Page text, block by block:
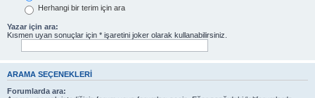
Herhangi bir terim için ara
Yazar için ara:
Kısmen uyan sonuçlar için * işaretini joker olarak kullanabilirsiniz.
ARAMA SEÇENEKLERI
Forumlarda ara: